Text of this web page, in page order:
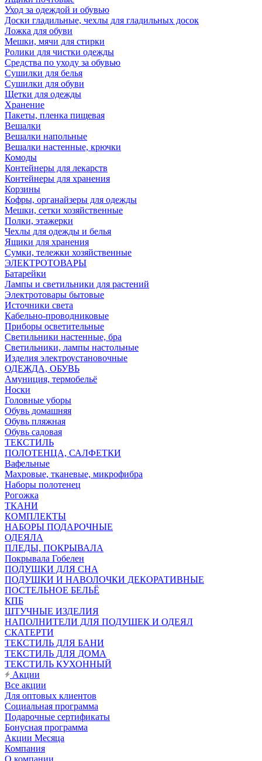
Уход за одеждой и обувью
Доски гладильные, чехлы для гладильных досок
Ложка для обуви
Мешки, мячи для стирки
Ролики для чистки одежды
Средства по уходу за обувью
Сушилки для белья
Сушилки для обуви
Щетки для одежды
Хранение
Пакеты, пленка пищевая
Вешалки
Вешалки напольные
Вешалки настенные, крючки
Комоды
Контейнеры для лекарств
Контейнеры для хранения
Корзины
Кофры, органайзеры для одежды
Мешки, сетки хозяйственные
Полки, этажерки
Чехлы для одежды и белья
Ящики для хранения
Сумки, тележки хозяйственные
ЭЛЕКТРОТОВАРЫ
Батарейки
Лампы и светильники для растений
Электротовары бытовые
Источники света
Кабельно-проводниковые
Приборы осветительные
Светильники настенные, бра
Светильники, лампы настольные
Изделия электроустановочные
ОДЕЖДА, ОБУВЬ
Амуниция, термобельё
Носки
Головные уборы
Обувь домашняя
Обувь пляжная
Обувь садовая
ТЕКСТИЛЬ
ПОЛОТЕНЦА, САЛФЕТКИ
Вафельные
Махровые, тканевые, микрофибра
Наборы полотенец
Рогожка
ТКАНИ
КОМПЛЕКТЫ
НАБОРЫ ПОДАРОЧНЫЕ
ОДЕЯЛА
ПЛЕДЫ, ПОКРЫВАЛА
Покрывала Гобелен
ПОДУШКИ ДЛЯ СНА
ПОДУШКИ И НАВОЛОЧКИ ДЕКОРАТИВНЫЕ
ПОСТЕЛЬНОЕ БЕЛЬЁ
КПБ
ШТУЧНЫЕ ИЗДЕЛИЯ
НАПОЛНИТЕЛИ ДЛЯ ПОДУШЕК И ОДЕЯЛ
СКАТЕРТИ
ТЕКСТИЛЬ ДЛЯ БАНИ
ТЕКСТИЛЬ ДЛЯ ДОМА
ТЕКСТИЛЬ КУХОННЫЙ
Акции
Все акции
Для оптовых клиентов
Социальная программа
Подарочные сертификаты
Бонусная программа
Акции Месяца
Компания
О компании